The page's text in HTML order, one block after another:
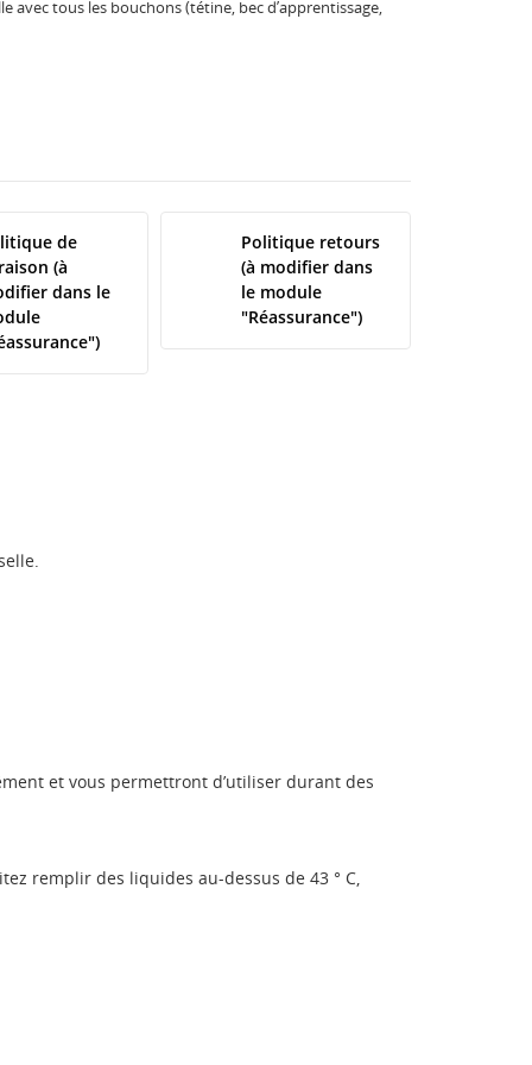
avec tous les bouchons (tétine, bec d’apprentissage,
de
(à
dans le
Politique retours
(à modifier dans
le module
"Réassurance")
et vous permettront d’utiliser durant des
remplir des liquides au-dessus de 43 ° C,